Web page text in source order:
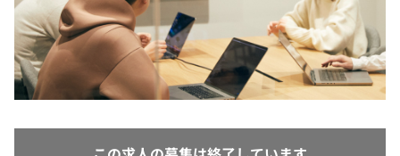
個人向けプラン
法人向けプラン
学校向けプラン